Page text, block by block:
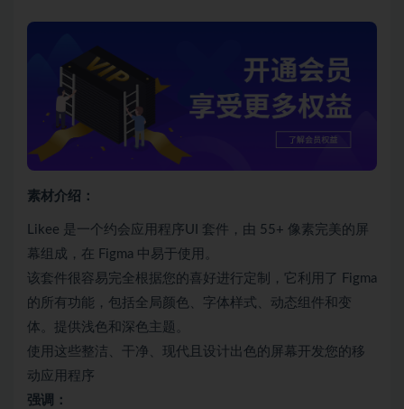
素材介绍：
Likee 是一个约会应用程序UI 套件，由 55+ 像素完美的屏
幕组成，在 Figma 中易于使用。
该套件很容易完全根据您的喜好进行定制，它利用了 Figma
的所有功能，包括全局颜色、字体样式、动态组件和变
体。提供浅色和深色主题。
使用这些整洁、干净、现代且设计出色的屏幕开发您的移
动应用程序
强调：